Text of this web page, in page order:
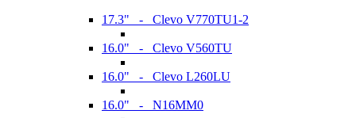
17.3" - Clevo V770TU1-2
16.0" - Clevo V560TU
16.0" - Clevo L260LU
16.0" - N16MM0